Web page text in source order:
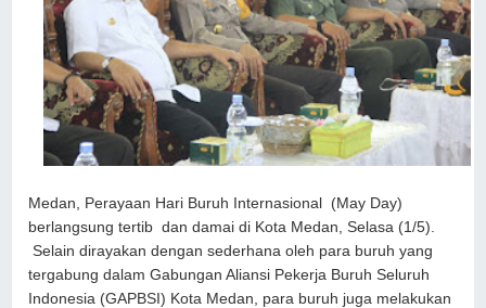
Medan, Perayaan Hari Buruh Internasional (May Day)
berlangsung tertib dan damai di Kota Medan, Selasa (1/5).
Selain dirayakan dengan sederhana oleh para buruh yang
tergabung dalam Gabungan Aliansi Pekerja Buruh Seluruh
Indonesia (GAPBSI) Kota Medan, para buruh juga melakukan